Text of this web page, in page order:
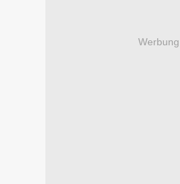
Werbung